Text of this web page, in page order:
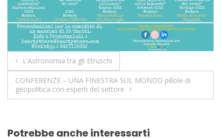
L’Astronomia tra gli Etruschi
CONFERENZE – UNA FINESTRA SUL MONDO pillole di
geopolitica con esperti del settore
Potrebbe anche interessarti